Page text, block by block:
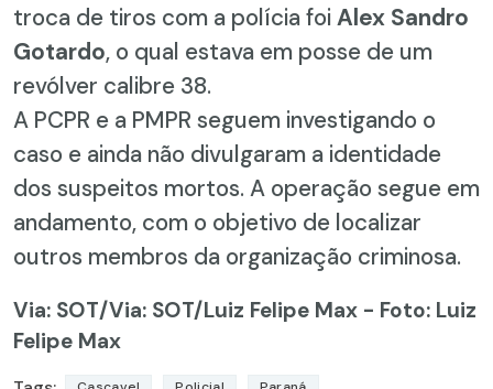
troca de tiros com a polícia foi Alex Sandro
Gotardo, o qual estava em posse de um
revólver calibre 38.
A PCPR e a PMPR seguem investigando o
caso e ainda não divulgaram a identidade
dos suspeitos mortos. A operação segue em
andamento, com o objetivo de localizar
outros membros da organização criminosa.
Via: SOT/Via: SOT/Luiz Felipe Max - Foto: Luiz
Felipe Max